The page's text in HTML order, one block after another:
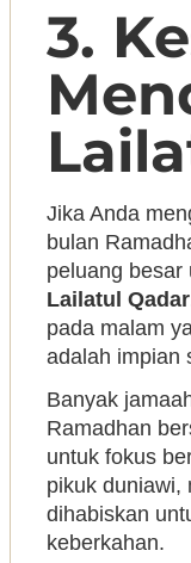
3.
Jika Anda
bulan
peluang besar
Lailatul Qadar
pada malam
adalah impian
Banyak
Ramadhan
untuk fokus
pikuk duniawi,
dihabiskan
keberkahan.